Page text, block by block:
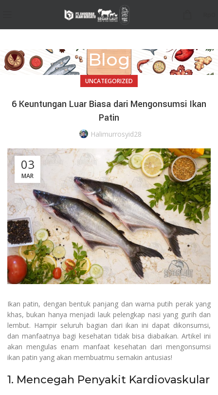
Blog
UNCATEGORIZED
6 Keuntungan Luar Biasa dari Mengonsumsi Ikan
Patin
Halimurrosyid28
03
MAR
Ikan patin, dengan bentuk panjang dan warna putih perak yang
khas, bukan hanya menjadi lauk pelengkap nasi yang gurih dan
lembut. Hampir seluruh bagian dari ikan ini dapat dikonsumsi,
dan manfaatnya bagi kesehatan tidak bisa diabaikan. Artikel ini
akan mengulas enam manfaat kesehatan dari mengonsumsi
ikan patin yang akan membuatmu semakin antusias!
1. Mencegah Penyakit Kardiovaskular